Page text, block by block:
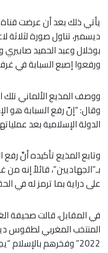
ديسمبر، تناول صورة لثلاثة
بوخلال وعبد الحميد
ورفعوا إصبع السبابة في
ووصف المذيع الألماني تلك
وقال: “إنّ رفع السبابة هو
الدولة الإسلامية بعد
وتابع المذيع تأكيده أنَّ
بـ”الجهاديين”، قائلاً إنه
على دراية بما ترمز له في
في المقابل، قالت صحيفة
المنتخب المغربي لطقوس
2022” وفخرهم بالإسلام “يجب أن يلهمنا جميعاً”.